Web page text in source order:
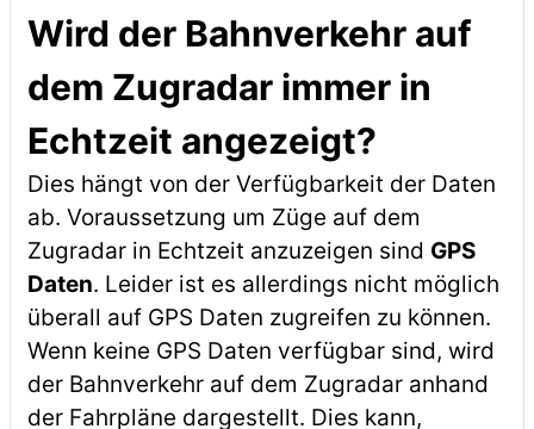
Wird der Bahnverkehr auf
dem Zugradar immer in
Echtzeit angezeigt?
Dies hängt von der Verfügbarkeit der Daten
ab. Voraussetzung um Züge auf dem
Zugradar in Echtzeit anzuzeigen sind GPS
Daten. Leider ist es allerdings nicht möglich
überall auf GPS Daten zugreifen zu können.
Wenn keine GPS Daten verfügbar sind, wird
der Bahnverkehr auf dem Zugradar anhand
der Fahrpläne dargestellt. Dies kann,